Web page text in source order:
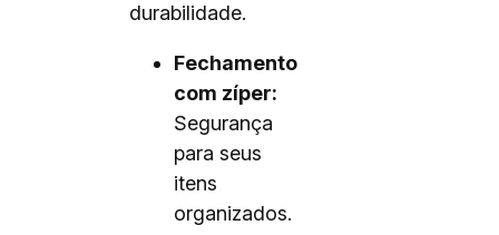
durabilidade.
Fechamento
com zíper:
Segurança
para seus
itens
organizados.